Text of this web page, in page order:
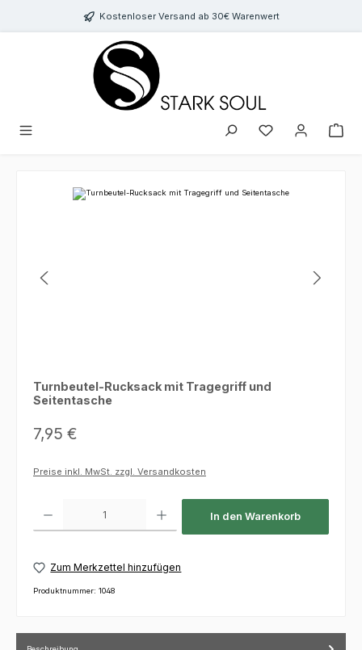
Zum Hauptinhalt springenKostenloser Versand ab 30€ Warenwert
Bildergalerie überspringen
Turnbeutel-Rucksack mit Tragegriff und
Seitentasche
Regulärer Preis:
7,95 €
Preise inkl. MwSt. zzgl. Versandkosten
In den Warenkorb
Zum Merkzettel hinzufügen
Produktnummer: 1048